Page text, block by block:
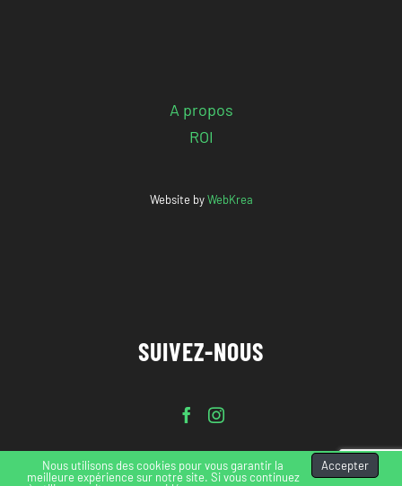
A propos
ROI
Website byWebKrea
SUIVEZ-NOUS
Nous utilisons des cookies pour vous garantir la
meilleure expérience sur notre site. Si vous continuez
Accepter